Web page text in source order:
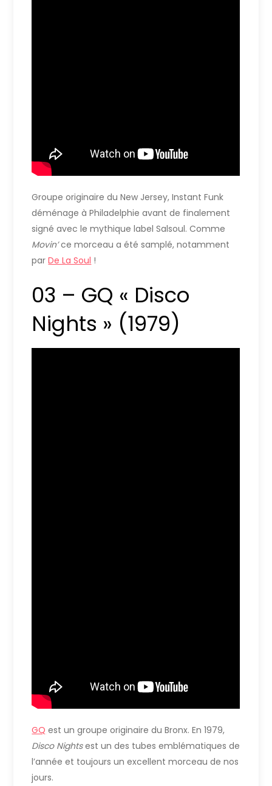
Groupe originaire du New Jersey, Instant Funk
déménage à Philadelphie avant de finalement
signé avec le mythique label Salsoul. Comme
Movin’ce morceau a été samplé, notamment
parDe La Soul !
03 – GQ « Disco
Nights » (1979)
GQ est un groupe originaire du Bronx. En 1979,
Disco Nightsest un des tubes emblématiques de
l’année et toujours un excellent morceau de nos
jours.